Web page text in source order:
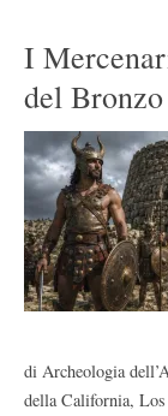
I
del
di Archeologia
della California,